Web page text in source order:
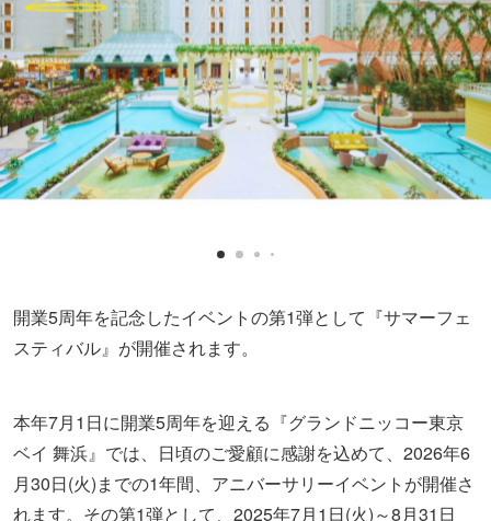
開業5周年を記念したイベントの第1弾として『サマーフェ
スティバル』が開催されます。
本年7月1日に開業5周年を迎える『グランドニッコー東京
ベイ 舞浜』では、日頃のご愛顧に感謝を込めて、2026年6
月30日(火)までの1年間、アニバーサリーイベントが開催さ
れます。その第1弾として、2025年7月1日(火)～8月31日